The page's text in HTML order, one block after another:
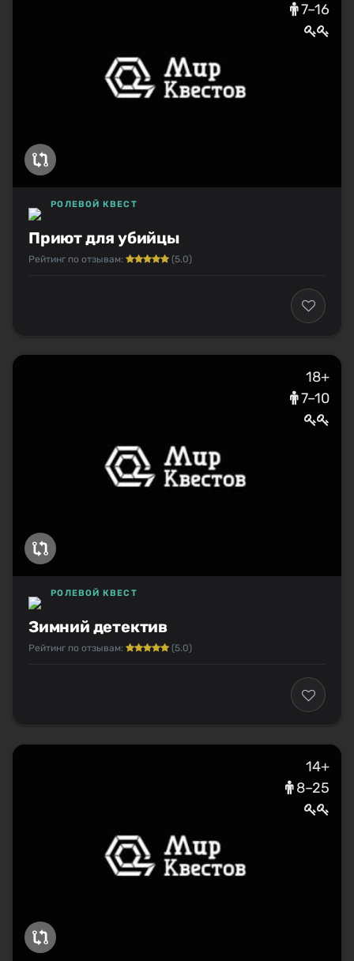
7–16
Приют для убийцы
РОЛЕВОЙ КВЕСТ
Рейтинг по отзывам: (5.0)
18+
7–10
Зимний детектив
РОЛЕВОЙ КВЕСТ
Рейтинг по отзывам: (5.0)
14+
8–25